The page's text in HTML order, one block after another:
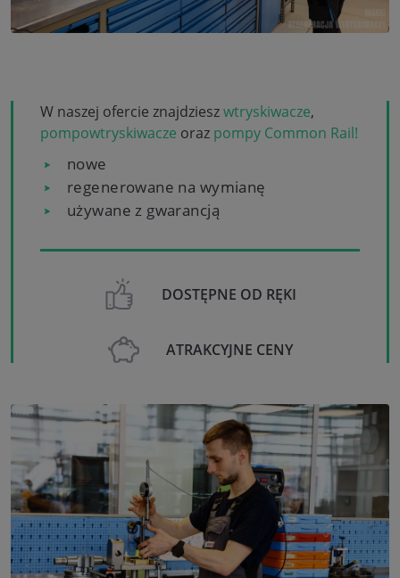
W naszej ofercie znajdzieszwtryskiwacze,
pompowtryskiwacze oraz pompy Common Rail!
nowe
regenerowane na wymianę
używane z gwarancją
DOSTĘPNE OD RĘKI
ATRAKCYJNE CENY